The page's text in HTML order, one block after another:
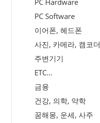
PC Software
이어폰, 헤드폰
사진, 카메라, 캠코더
주변기기
ETC...
금융
건강, 의학, 약학
꿈해몽, 운세, 사주